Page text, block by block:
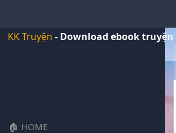
KK Truyện - Download ebook
HOME